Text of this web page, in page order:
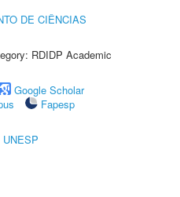
DE CIÊNCIAS
RDIDP Academic
Google Scholar
Fapesp